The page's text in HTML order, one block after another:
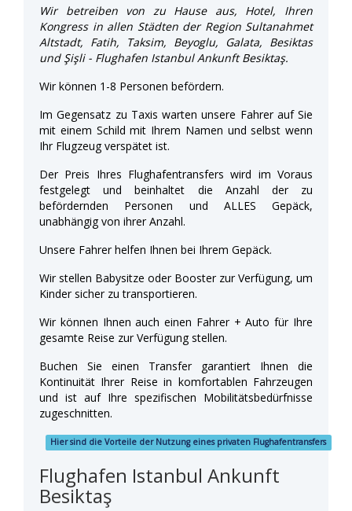
Wir betreiben von zu Hause aus, Hotel, Ihren
Kongress in allen Städten der Region Sultanahmet
Altstadt, Fatih, Taksim, Beyoglu, Galata, Besiktas
und Şişli - Flughafen Istanbul Ankunft Besiktaş.
Wir können 1-8 Personen befördern.
Im Gegensatz zu Taxis warten unsere Fahrer auf Sie
mit einem Schild mit Ihrem Namen und selbst wenn
Ihr Flugzeug verspätet ist.
Der Preis Ihres Flughafentransfers wird im Voraus
festgelegt und beinhaltet die Anzahl der zu
befördernden Personen und ALLES Gepäck,
unabhängig von ihrer Anzahl.
Unsere Fahrer helfen Ihnen bei Ihrem Gepäck.
Wir stellen Babysitze oder Booster zur Verfügung, um
Kinder sicher zu transportieren.
Wir können Ihnen auch einen Fahrer + Auto für Ihre
gesamte Reise zur Verfügung stellen.
Buchen Sie einen Transfer garantiert Ihnen die
Kontinuität Ihrer Reise in komfortablen Fahrzeugen
und ist auf Ihre spezifischen Mobilitätsbedürfnisse
zugeschnitten.
Hier sind die Vorteile der Nutzung eines privaten Flughafentransfers
Flughafen Istanbul Ankunft
Besiktaş